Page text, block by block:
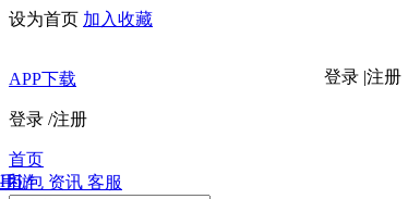
设为首页 加入收藏
登录 |注册
APP下载
登录 /注册
首页
手游
H5礼包 资讯 客服